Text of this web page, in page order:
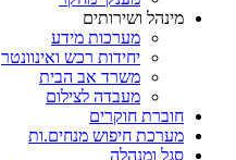
מינהל ושירותים
מערכות מידע
יחידות רכש ואינוונטר
משרד אב הבית
מעבדה לצילום
חוברת חוקרים
מערכת חיפוש מנחים.ות
סגל ומנהלה